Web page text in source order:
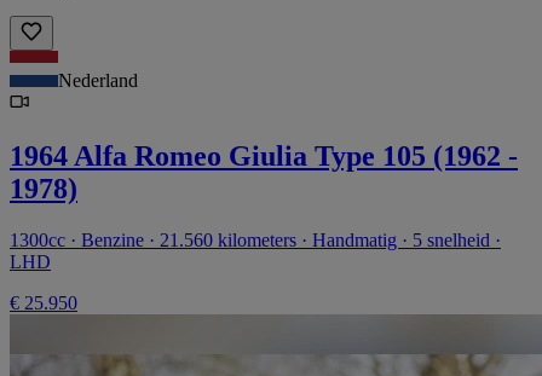
Nederland
1964 Alfa Romeo Giulia Type 105 (1962 -
1978)
1300cc · Benzine · 21.560 kilometers · Handmatig · 5 snelheid ·
LHD
€ 25.950